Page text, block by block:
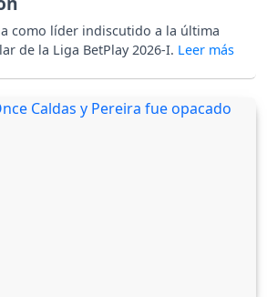
como líder indiscutido a la última
de la Liga BetPlay 2026-I.